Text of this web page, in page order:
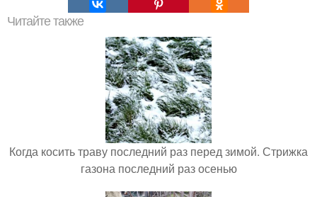
Читайте также
Когда косить траву последний раз перед зимой. Стрижка
газона последний раз осенью